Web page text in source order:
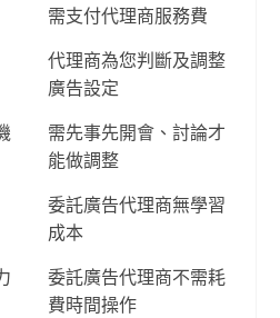
需支付代理商服務費
代理商為您判斷及調整
廣告設定
需先事先開會、討論才
能做調整
委託廣告代理商無學習
成本
委託廣告代理商不需耗
費時間操作